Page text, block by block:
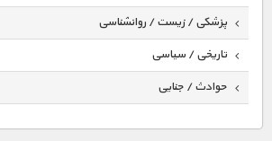
پزشکی / زیست / روانشناسی
تاریخی / سیاسی
حوادث / جنایی